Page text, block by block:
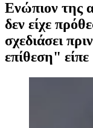
Ενώπιον της
δεν είχε
σχεδιάσει
επίθεση" είπε